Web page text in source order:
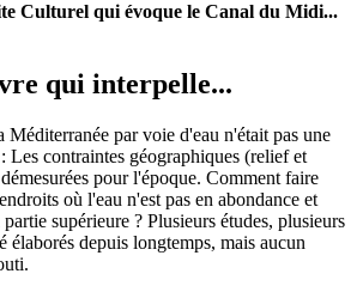
Culturel qui évoque le Canal du Midi...
qui interpelle...
par voie d'eau n'était pas une
Les contraintes géographiques (relief et
pour l'époque. Comment faire
où l'eau n'est pas en abondance et
supérieure ? Plusieurs études, plusieurs
élaborés depuis longtemps, mais aucun